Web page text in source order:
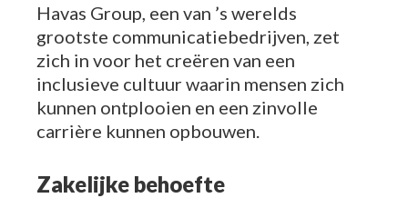
Havas Group, een van ’s werelds
grootste communicatiebedrijven, zet
zich in voor het creëren van een
inclusieve cultuur waarin mensen zich
kunnen ontplooien en een zinvolle
carrière kunnen opbouwen.
Zakelijke behoefte